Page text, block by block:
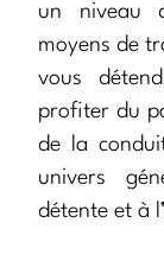
un niveau
moyens de
vous
profiter du
de la
univers
détente et à